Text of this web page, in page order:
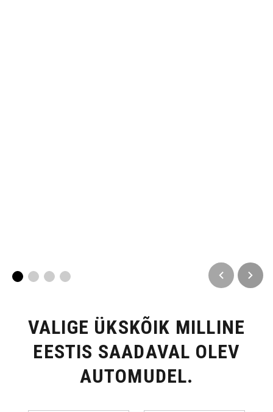
VALIGE ÜKSKÕIK MILLINE
EESTIS SAADAVAL OLEV
AUTOMUDEL.